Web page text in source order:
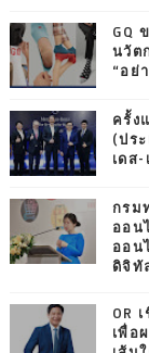
GQ
นวัต
“อย่
ครั้ง
(ปร
เดส
กรม
ออน
ออน
ดิจิทั
OR
เพื่อ